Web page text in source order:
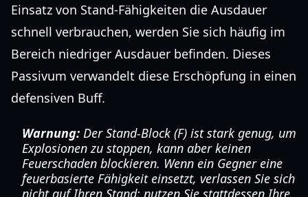
Einsatz von Stand-Fähigkeiten die Ausdauer
schnell verbrauchen, werden Sie sich häufig im
Bereich niedriger Ausdauer befinden. Dieses
Passivum verwandelt diese Erschöpfung in einen
defensiven Buff.
Warnung: Der Stand-Block (F) ist stark genug, um
Explosionen zu stoppen, kann aber keinen
Feuerschaden blockieren. Wenn ein Gegner eine
feuerbasierte Fähigkeit einsetzt, verlassen Sie sich
nicht auf Ihren Stand; nutzen Sie stattdessen Ihre